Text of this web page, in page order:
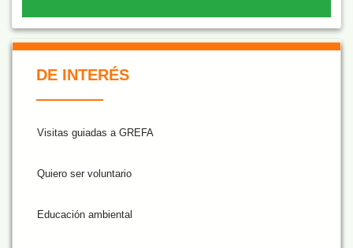
De Interés NARANJA
DE INTERÉS
Visitas guiadas a GREFA
Quiero ser voluntario
Educación ambiental